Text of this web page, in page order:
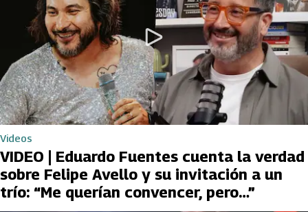
Videos
VIDEO | Eduardo Fuentes cuenta la verdad
sobre Felipe Avello y su invitación a un
trío: “Me querían convencer, pero…”